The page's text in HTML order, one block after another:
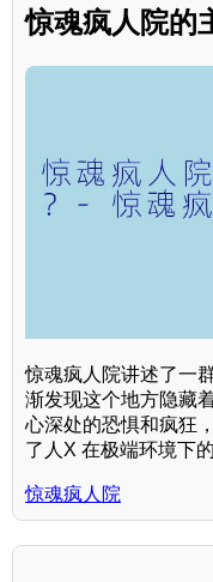
惊魂疯人院的
惊魂疯人院讲述了一
渐发现这个地方隐藏
心深处的恐惧和疯狂
了人X 在极端环境下
惊魂疯人院